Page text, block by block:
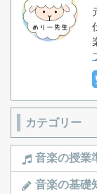
カテゴリー
音楽の授業
音楽の基礎